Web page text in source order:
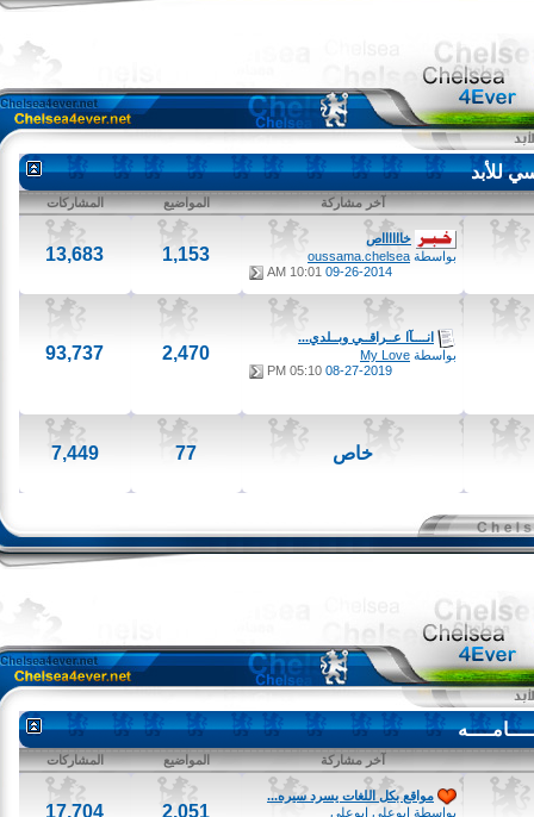
آخر مشاركة المواضيع المشاركات
خااااااص
بواسطةoussama.chelsea
09-26-2014
10:01 AM
1,153
13,683
انــــآا عــراقــي وبــلدي...
بواسطةMy Love
08-27-2019
05:10 PM
2,470
93,737
خاص 7,449
آخر مشاركة المواضيع المشاركات
مواقع بكل اللغات يسرد سيره...
بواسطةابوعلى ابوعلى 2,051
17,704